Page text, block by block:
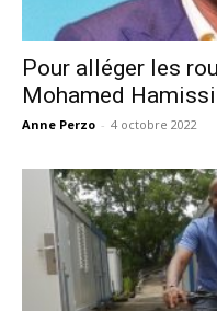
Pour alléger les
Mohamed
Anne Perzo - 4 octobre 2022